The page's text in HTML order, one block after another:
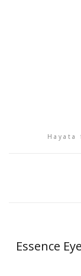
Essence